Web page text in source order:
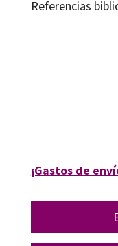
Referencias
¡Gastos de